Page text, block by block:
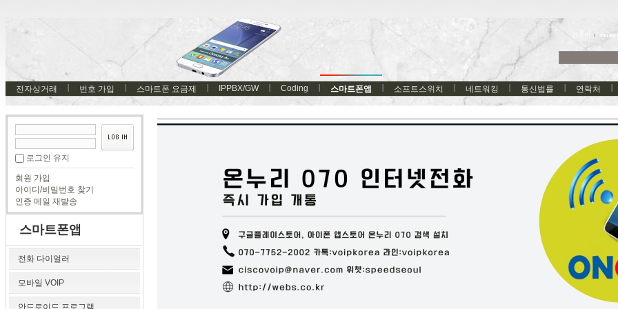
전자상거래 번호 가입 스마트폰 요금제 IPPBX/GW Coding 스마트폰앱 소프트스위치 네트워킹 통신법률 연락처
로그인 유지
회원 가입
아이디/비밀번호 찾기
인증 메일 재발송
스마트폰앱
전화 다이얼러
모바일 VOIP
안드로이드 프로그램